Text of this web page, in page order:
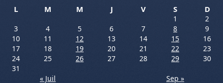
L
M M J V S D
1
2
3
4 5 6 7 8
9
10
11 12 13 14 15
16
17
18 19 20 21 22
23
24
25 26 27 28 29
30
31
« Juil
Sep »